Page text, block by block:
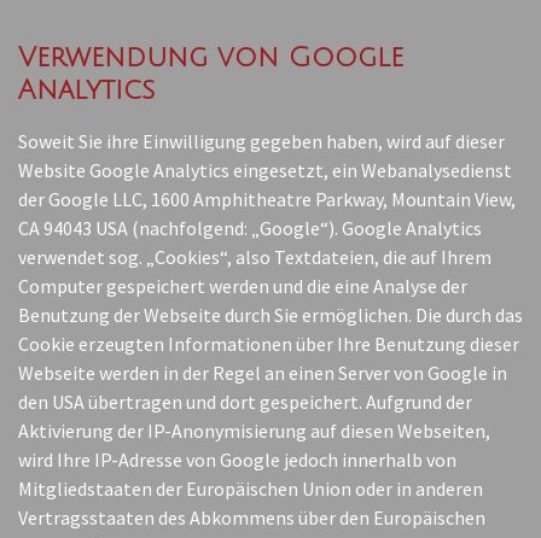
Verwendung von Google
Analytics
Soweit Sie ihre Einwilligung gegeben haben, wird auf dieser
Website Google Analytics eingesetzt, ein Webanalysedienst
der Google LLC, 1600 Amphitheatre Parkway, Mountain View,
CA 94043 USA (nachfolgend: „Google“). Google Analytics
verwendet sog. „Cookies“, also Textdateien, die auf Ihrem
Computer gespeichert werden und die eine Analyse der
Benutzung der Webseite durch Sie ermöglichen. Die durch das
Cookie erzeugten Informationen über Ihre Benutzung dieser
Webseite werden in der Regel an einen Server von Google in
den USA übertragen und dort gespeichert. Aufgrund der
Aktivierung der IP-Anonymisierung auf diesen Webseiten,
wird Ihre IP-Adresse von Google jedoch innerhalb von
Mitgliedstaaten der Europäischen Union oder in anderen
Vertragsstaaten des Abkommens über den Europäischen